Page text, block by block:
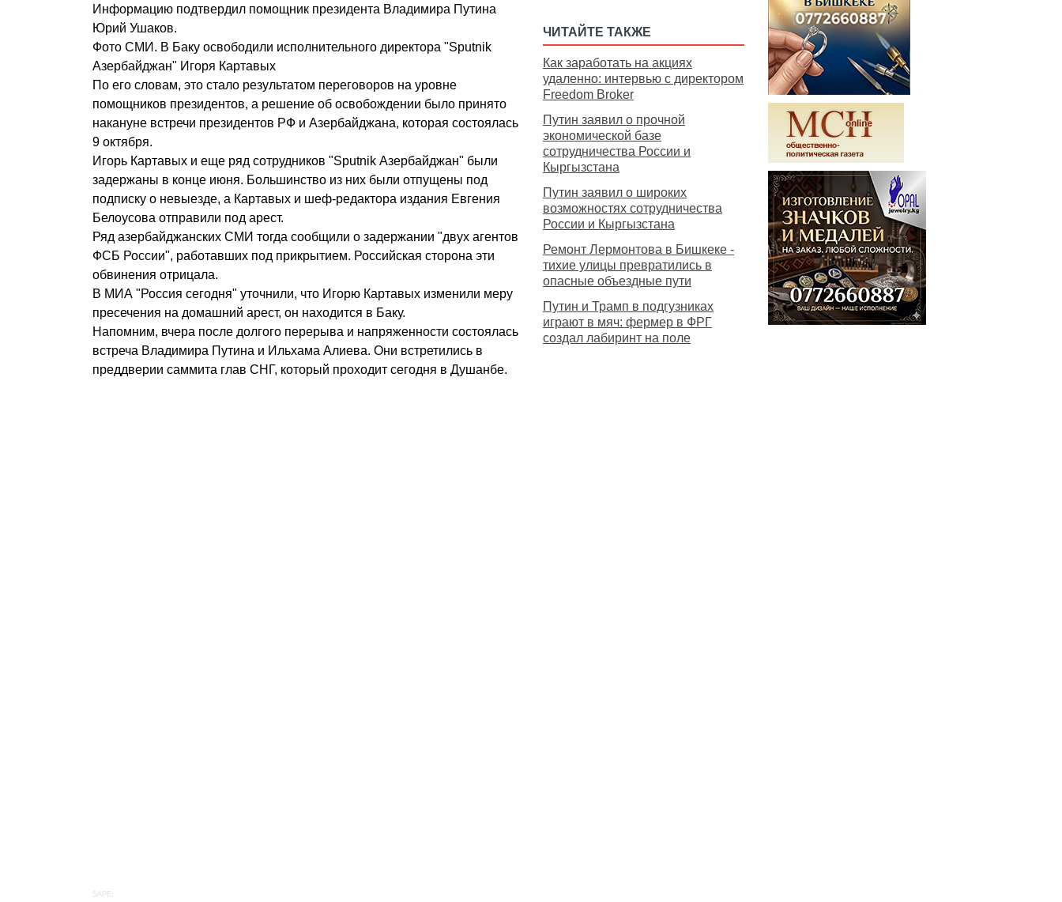
Информацию подтвердил помощник президента Владимира Путина
Юрий Ушаков.
Фото СМИ. В Баку освободили исполнительного директора "Sputnik
Азербайджан" Игоря Картавых
По его словам, это стало результатом переговоров на уровне
помощников президентов, а решение об освобождении было принято
накануне встречи президентов РФ и Азербайджана, которая состоялась
9 октября.
Игорь Картавых и еще ряд сотрудников "Sputnik Азербайджан" были
задержаны в конце июня. Большинство из них были отпущены под
подписку о невыезде, а Картавых и шеф-редактора издания Евгения
Белоусова отправили под арест.
Ряд азербайджанских СМИ тогда сообщили о задержании "двух агентов
ФСБ России", работавших под прикрытием. Российская сторона эти
обвинения отрицала.
В МИА "Россия сегодня" уточнили, что Игорю Картавых изменили меру
пресечения на домашний арест, он находится в Баку.
Напомним, вчера после долгого перерыва и напряженности состоялась
встреча Владимира Путина и Ильхама Алиева. Они встретились в
преддверии саммита глав СНГ, который проходит сегодня в Душанбе.
ЧИТАЙТЕ ТАКЖЕ
Как заработать на акциях
удаленно: интервью с директором
Freedom Broker
Путин заявил о прочной
экономической базе
сотрудничества России и
Кыргызстана
Путин заявил о широких
возможностях сотрудничества
России и Кыргызстана
Ремонт Лермонтова в Бишкеке -
тихие улицы превратились в
опасные объездные пути
Путин и Трамп в подгузниках
играют в мяч: фермер в ФРГ
создал лабиринт на поле
SAPE: